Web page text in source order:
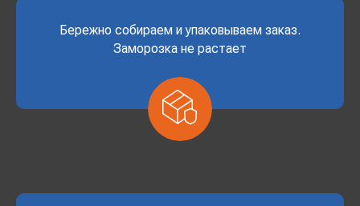
Бережно собираем и упаковываем заказ.
Заморозка не растает